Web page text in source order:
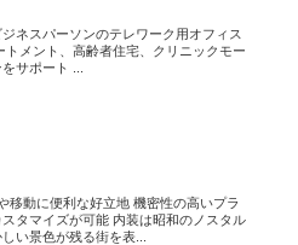
ネスパーソンのテレワーク用オフィス
メント、高齢者住宅、クリニックモー
サポート ...
移動に便利な好立地 機密性の高いプラ
タマイズが可能 内装は昭和のノスタル
い景色が残る街を表...